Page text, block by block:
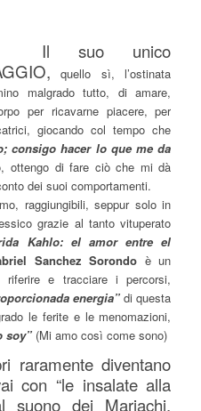
Il suo unico
quello sì, l’ostinata
malgrado tutto, di amare,
per ricavarne piacere, per
giocando col tempo che
consigo hacer lo que me da
ottengo di fare ciò che mi dà
dei suoi comportamenti.
raggiungibili, seppur solo in
grazie al tanto vituperato
Kahlo: el amor entre el
Sanchez Sorondo è un
riferire e tracciare i percorsi,
energia”di questa
le ferite e le menomazioni,
soy”(Mi amo così come sono)
raramente diventano
con “le insalate alla
suono dei Mariachi,